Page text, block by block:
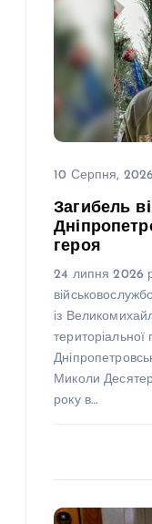
10 Серпня, 2026
Загибель
героя
24 липня 2026
із
Миколи
року в…